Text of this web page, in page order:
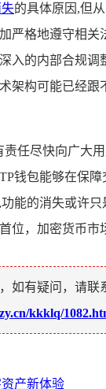
的具体原因,但
严格地遵守相
入的内部合规
架构可能已经
任尽快向广大
钱包能够在保
能的消失或许
位，加密货币
，如有疑问，请联
kkklq/
产新体验